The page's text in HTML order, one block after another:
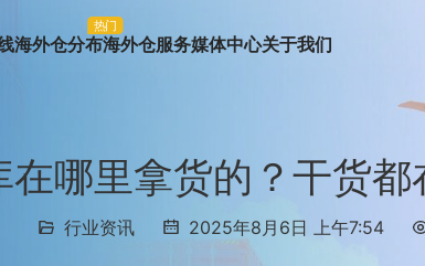
海外仓分布
热门
海外仓服务媒体中心关于我们
哪里拿货的？干货都
行业资讯 2025年8月6日 上午7:54